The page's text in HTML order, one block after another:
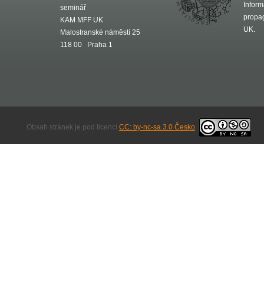
seminář
KAM MFF UK
Malostranské náměstí 25
118 00 Praha 1
UK.
Obsah stránek je pod licencí CC: by-nc-sa 3.0 Česko